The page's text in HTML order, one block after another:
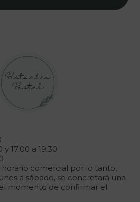
y 17:00 a 19:30
comercial por lo tanto,
a sábado, se concretará una
momento de confirmar el